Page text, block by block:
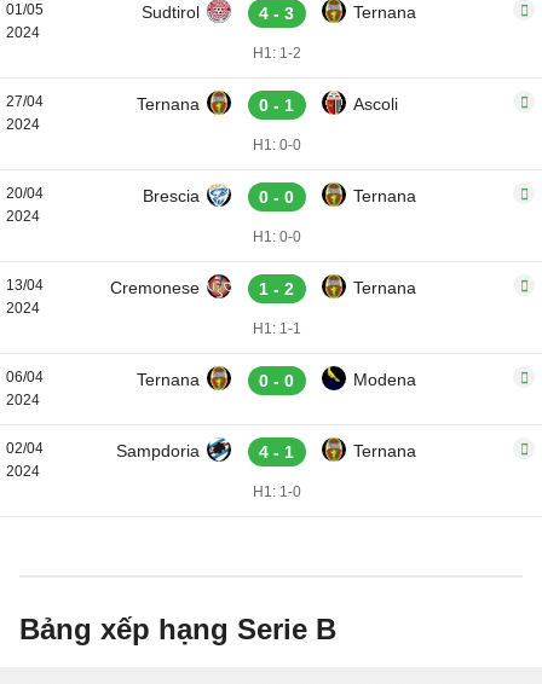
01/05
2024
Sudtirol 4 - 3 Ternana
H1: 1-2
27/04
2024
Ternana 0 - 1 Ascoli
H1: 0-0
20/04
2024
Brescia 0 - 0 Ternana
H1: 0-0
13/04
2024
Cremonese 1 - 2 Ternana
H1: 1-1
06/04
2024
Ternana 0 - 0 Modena
02/04
2024
Sampdoria 4 - 1 Ternana
H1: 1-0
Bảng xếp hạng Serie B